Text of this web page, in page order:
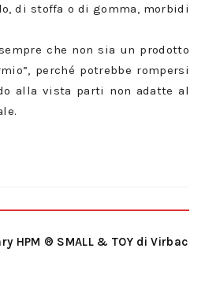
di stoffa o di gomma, morbidi
che non sia un prodotto
perché potrebbe rompersi
alla vista parti non adatte al
HPM ® SMALL & TOY di Virbac